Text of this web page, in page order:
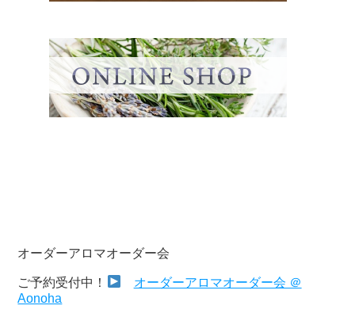
オーダーアロマオーダー会
ご予約受付中！
オーダーアロマオーダー会 ＠
Aonoha